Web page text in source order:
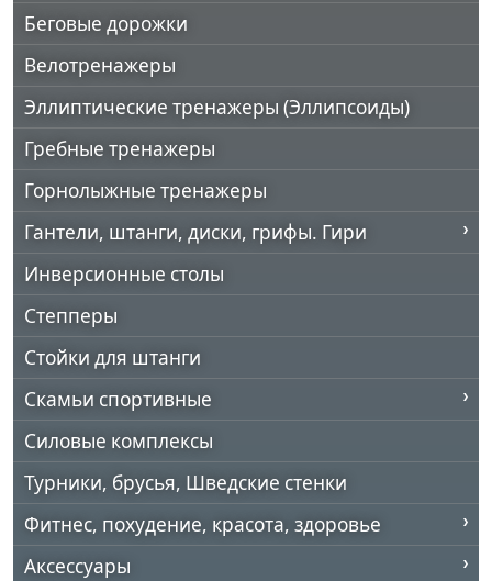
Беговые дорожки
Велотренажеры
Эллиптические тренажеры (Эллипсоиды)
Гребные тренажеры
Горнолыжные тренажеры
Гантели, штанги, диски, грифы. Гири
Инверсионные столы
Степперы
Стойки для штанги
Скамьи спортивные
Силовые комплексы
Турники, брусья, Шведские стенки
Фитнес, похудение, красота, здоровье
Аксессуары